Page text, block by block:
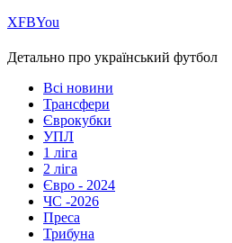
ХFBYou
Детально про український футбол
Всі новини
Трансфери
Єврокубки
УПЛ
1 ліга
2 ліга
Євро - 2024
ЧС -2026
Преса
Трибуна